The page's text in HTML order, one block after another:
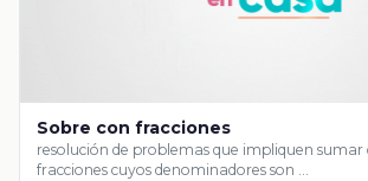
Sobre con fracciones
resolución de problemas que impliquen sumar
fracciones cuyos denominadores son …